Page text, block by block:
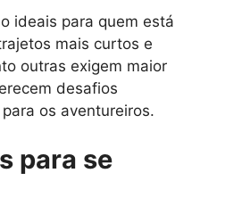
ideais para quem está
mais curtos e
outras exigem maior
desafios
os aventureiros.
para se